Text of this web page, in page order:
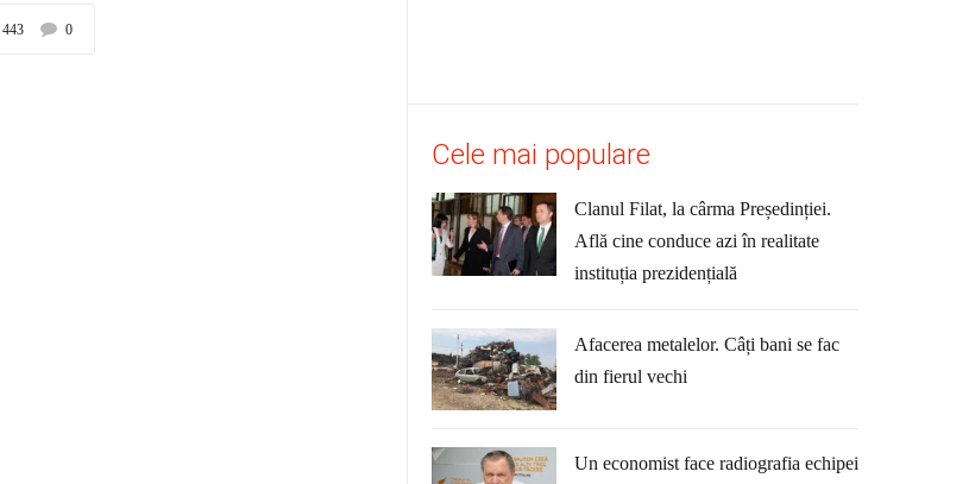
443 0
Cele mai populare
Clanul Filat, la cârma Președinției.
Află cine conduce azi în realitate
instituția prezidențială
Afacerea metalelor. Câți bani se fac
din fierul vechi
Un economist face radiografia echipei